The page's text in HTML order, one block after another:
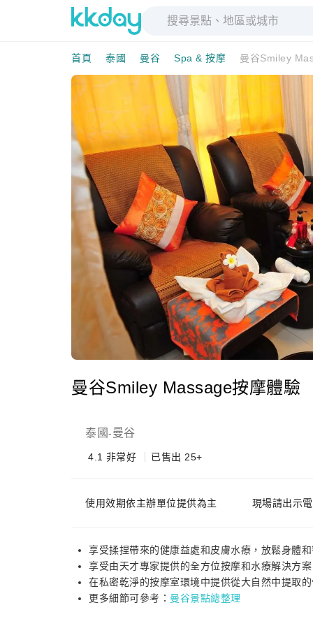
首頁 泰國 曼谷 Spa & 按摩 曼谷Smiley
曼谷Smiley Massage按摩體驗
泰國-曼谷
4.1 非常好 已售出 25+
使用效期依主辦單位提供為主 現場請出示
享受揉捏帶來的健康益處和皮膚水療，放鬆身體
享受由天才專家提供的全方位按摩和水療解決方案
在私密乾淨的按摩室環境中提供從大自然中提取
更多細節可參考： 曼谷景點總整理